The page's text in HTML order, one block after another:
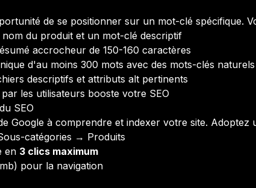
de se positionner sur un mot-clé spécifique.
nom du produit et un mot-clé descriptif
accrocheur de 150-160 caractères
d'au moins 300 mots avec des mots-clés naturels
descriptifs et attributs alt pertinents
les utilisateurs booste votre SEO
SEO
Google à comprendre et indexer votre site. Adoptez
catégories → Produits
en 3 clics maximum
pour la navigation